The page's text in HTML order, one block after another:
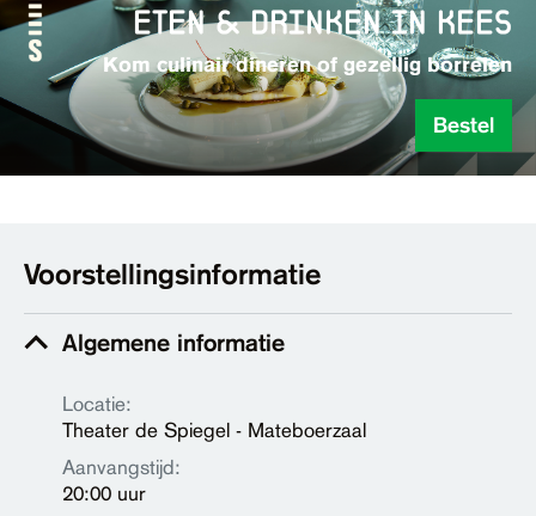
eten & drinken in kees
Kom culinair dineren of gezellig borrelen
Bestel
Voorstellingsinformatie
Algemene informatie
Locatie:
Theater de Spiegel - Mateboerzaal
Aanvangstijd:
20:00 uur